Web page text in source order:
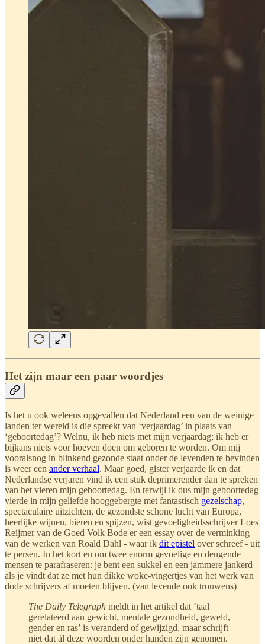
Het zijn maar een paar woordjes
Is het u ook weleens opgevallen dat Nederland een van de weinige
landen ter wereld is die spreekt van ‘verjaardag’ in plaats van
‘geboortedag’? Welnu, ik heb niets met mijn verjaardag; ik heb er
bijkans niets voor hoeven doen om geboren te worden. Om mij
vooralsnog in blinkend gezonde staat onder de levenden te bevinden
is weer een ander verhaal. Maar goed, gister verjaarde ik en dat
Nederlandse verjaren vind ik een stuk deprimerender dan te spreken
van het vieren mijn geboortedag. En terwijl ik dus mijn geboortedag
vierde in mijn geliefde hooggebergte met fantastisch gezelschap,
spectaculaire uitzichten, de gezondste schone lucht van Europa,
heerlijke wijnen, bieren en spijzen, wist gevoeligheidsschrijver Loes
Reijmer van de Goed Volk Bode er een essay over de verminking
van de werken van Roald Dahl - waar ik dit epistel over schreef - uit
te persen. In het kort en om twee enorm gevoelige en deugende
mensen te parafraseren: je bent een sukkel en een jammere jankerd
als je vindt dat ze met hun dikke woke-vingertjes van het werk van
dode schrijvers af moeten blijven. (van levende ook trouwens)
The Daily Telegraph meldt in het artikel dat ‘taal
gerelateerd aan gewicht, mentale gezondheid, geweld,
gender en ras’ is veranderd of gewijzigd, maar schrijft
niet dat ál deze woorden onder handen zijn genomen.